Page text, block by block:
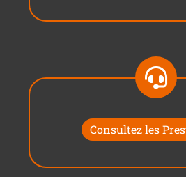
Consultez les